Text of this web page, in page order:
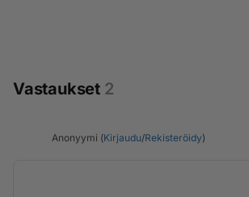
Vastaukset 2
Anonyymi (Kirjaudu/Rekisteröidy)